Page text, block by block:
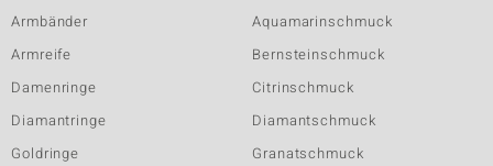
Armbänder
Armreife
Damenringe
Diamantringe
Goldringe
Aquamarinschmuck
Bernsteinschmuck
Citrinschmuck
Diamantschmuck
Granatschmuck